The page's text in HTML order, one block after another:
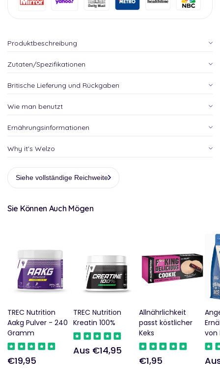
Produktbeschreibung
Zutaten/Spezifikationen
Britische Lieferung und Rückgaben
Wie man benutzt
Ernährungsinformationen
Why it's Welzo
Siehe vollständige Reichweite
Sie Können Auch Mögen
TREC Nutrition
Aakg Pulver - 240
Gramm
Regulärer
€19,95
TREC Nutrition
Kreatin 100%
Regulärer
Aus €14,95
Allnährlichkeit
passt köstlicher
Keks
Regulärer
€1,95
von